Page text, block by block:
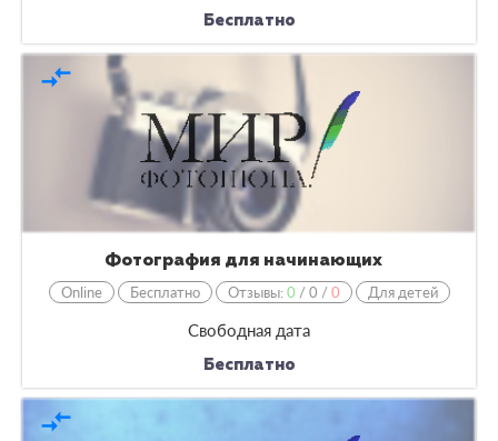
Бесплатно
compare_arrows
Фотография для начинающих
Online
Бесплатно Отзывы:0 /0 /0 Для детей
Свободная дата
Бесплатно
compare_arrows